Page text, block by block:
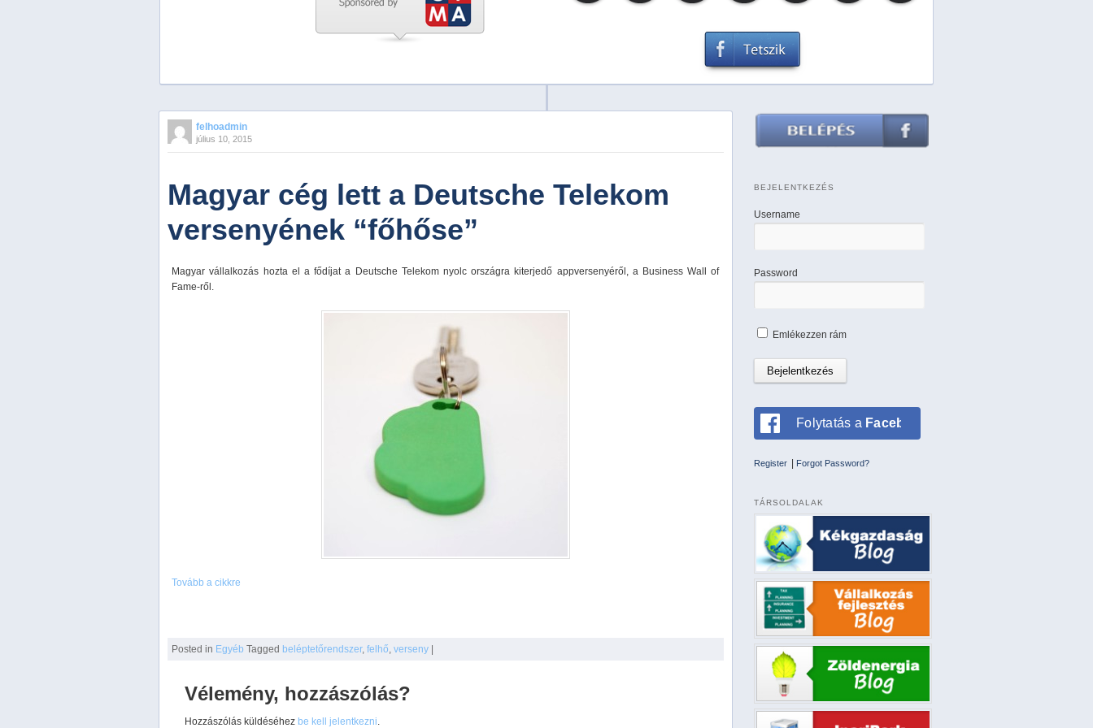
PreviousNextStop
2
felhoadmin
július 10, 2015
Magyar cég lett a Deutsche Telekom
versenyének “főhőse”
Magyar vállalkozás hozta el a fődíjat a Deutsche Telekom nyolc országra kiterjedő appversenyéről, a Business Wall of
Fame-ről.
Tovább a cikkre
Posted in Egyéb Tagged beléptetőrendszer, felhő verseny |
Vélemény, hozzászólás?
Hozzászólás küldéséhezbe kell jelentkezni.
BEJELENTKEZÉS
Username
Password
Emlékezzen rám
Folytatás a Facebookkal
Register Forgot Password?
TÁRSOLDALAK